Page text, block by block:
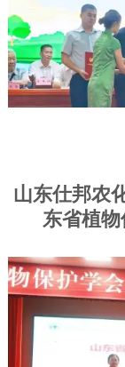
山东仕邦农
东省植物